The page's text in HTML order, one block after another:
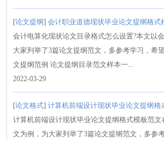
[论文提纲]会计职业道德现状毕业论文提纲格式
会计电算化现状论文目录格式怎么设置?本文以
大家列举了3篇论文提纲范文，多参考学习，希
文提纲范例 论文提纲目录范文样本一...
2022-03-29
[论文格式]计算机前端设计现状毕业论文提纲格
计算机前端设计现状毕业论文提纲格式模板范
文为例，为大家列举了3篇论文提纲范文，多参